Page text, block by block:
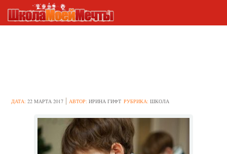
ДАТА:22 МАРТА 2017 АВТОР:ИРИНА ГИФТ РУБРИКА:ШКОЛА